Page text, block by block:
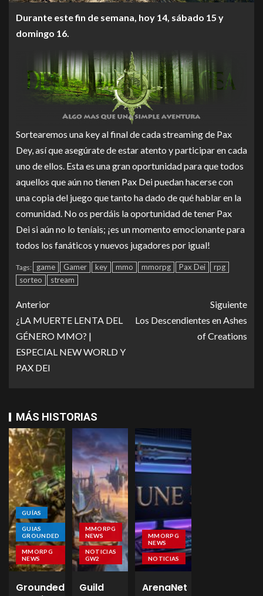
Durante este fin de semana, hoy 14, sábado 15 y
domingo 16.
Sortearemos una key al final de cada streaming de Pax
Dey, así que asegúrate de estar atento y participar en cada
uno de ellos. Esta es una gran oportunidad para que todos
aquellos que aún no tienen Pax Dei puedan hacerse con
una copia del juego que tanto ha dado de qué hablar en la
comunidad. No os perdáis la oportunidad de tener Pax
Dei si aún no lo teníais; ¡es un momento emocionante para
todos los fanáticos y nuevos jugadores por igual!
Tags: game Gamer key mmo mmorpg Pax Dei
rpg
sorteo
stream
Anterior
¿LA MUERTE LENTA DEL
GÉNERO MMO? |
ESPECIAL NEW WORLD Y
PAX DEI
Siguiente
Los Descendientes en Ashes
of Creations
MÁS HISTORIAS
GUÍAS
GUIAS
GROUNDED
MMORPG
NEWS
Grounded
MMORPG
NEWS
NOTICIAS
GW2
Guild
MMORPG
NEWS
NOTICIAS
ArenaNet